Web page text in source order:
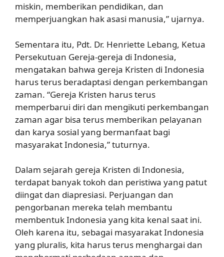
miskin, memberikan pendidikan, dan
memperjuangkan hak asasi manusia,” ujarnya.
Sementara itu, Pdt. Dr. Henriette Lebang, Ketua
Persekutuan Gereja-gereja di Indonesia,
mengatakan bahwa gereja Kristen di Indonesia
harus terus beradaptasi dengan perkembangan
zaman. “Gereja Kristen harus terus
memperbarui diri dan mengikuti perkembangan
zaman agar bisa terus memberikan pelayanan
dan karya sosial yang bermanfaat bagi
masyarakat Indonesia,” tuturnya.
Dalam sejarah gereja Kristen di Indonesia,
terdapat banyak tokoh dan peristiwa yang patut
diingat dan diapresiasi. Perjuangan dan
pengorbanan mereka telah membantu
membentuk Indonesia yang kita kenal saat ini.
Oleh karena itu, sebagai masyarakat Indonesia
yang pluralis, kita harus terus menghargai dan